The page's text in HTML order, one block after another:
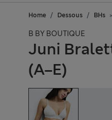
Home Dessous BHs
B BY BOUTIQUE
Juni
(A–E)